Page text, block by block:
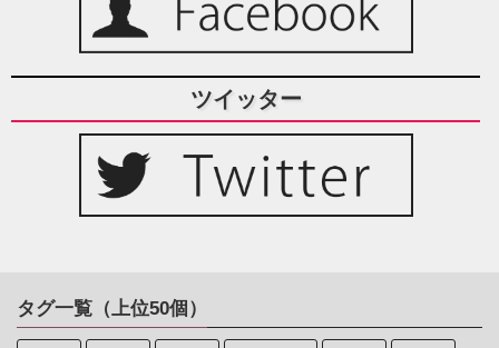
ツイッター
タグ一覧（上位50個）